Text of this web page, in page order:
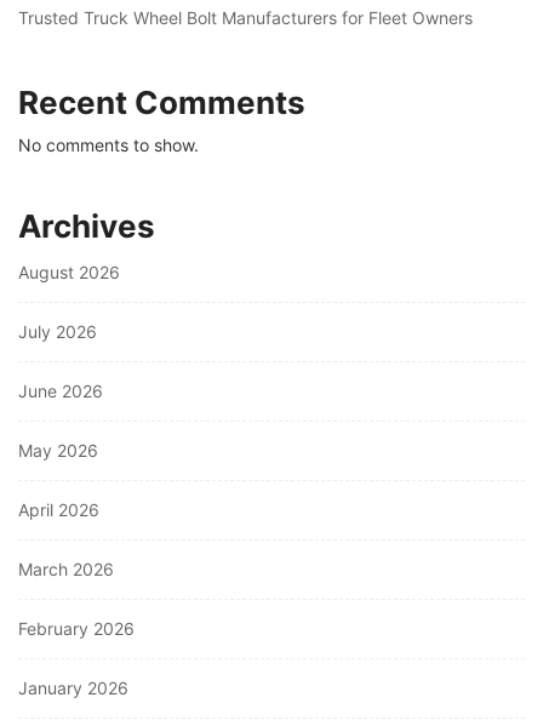
Trusted Truck Wheel Bolt Manufacturers for Fleet Owners
Recent Comments
No comments to show.
Archives
August 2026
July 2026
June 2026
May 2026
April 2026
March 2026
February 2026
January 2026